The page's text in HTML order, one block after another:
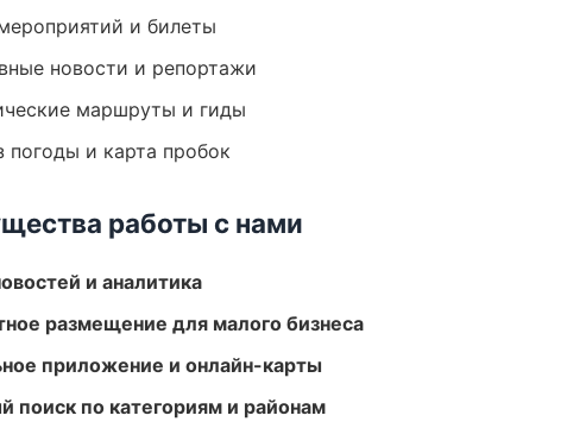
и билеты
новости и репортажи
маршруты и гиды
погоды и карта пробок
работы с нами
и аналитика
размещение для малого бизнеса
приложение и онлайн-карты
поиск по категориям и районам